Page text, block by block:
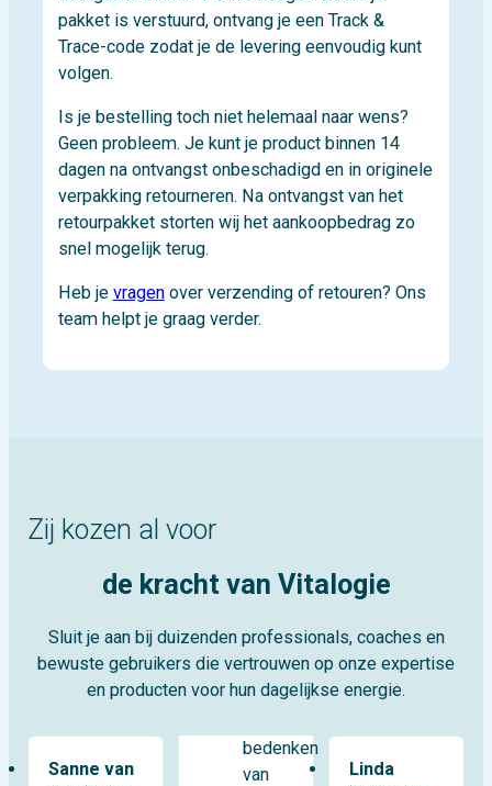
pakket is verstuurd, ontvang je een Track &
Trace-code zodat je de levering eenvoudig kunt
volgen.
Is je bestelling toch niet helemaal naar wens?
Geen probleem. Je kunt je product binnen 14
dagen na ontvangst onbeschadigd en in originele
verpakking retourneren. Na ontvangst van het
retourpakket storten wij het aankoopbedrag zo
snel mogelijk terug.
Heb je vragenover verzending of retouren? Ons
team helpt je graag verder.
Zij kozen al voor
de kracht van Vitalogie
Sluit je aan bij duizenden professionals, coaches en
bewuste gebruikers die vertrouwen op onze expertise
en producten voor hun dagelijkse energie.
Sanne van
bedenken
van
Linda